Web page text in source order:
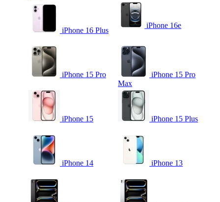
iPhone 16 Plus
iPhone 16e
iPhone 15 Pro
iPhone 15 Pro
Max
iPhone 15 iPhone 15 Plus
iPhone 14 iPhone 13